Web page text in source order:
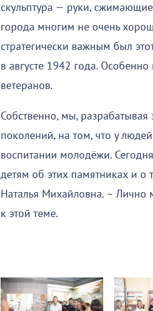
скульптура — руки,
города многим не очень
стратегически важным был
в августе 1942 года.
ветеранов.
Собственно, мы, разрабатывая
поколений, на том, что у
воспитании молодёжи.
детям об этих памятниках и о
Наталья Михайловна. – Лично
к этой теме.